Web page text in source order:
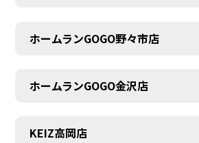
ホームランGOGO野々市店
ホームランGOGO金沢店
KEIZ高岡店